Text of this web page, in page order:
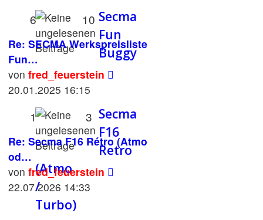
Secma
Fun
Buggy
6 10
Re: SECMA Werkspreisliste
Fun…
von fred_feuerstein
20.01.2025 16:15
Secma
F16
Retro
(Atmo
/
Turbo)
1 3
Re: Secma F16 Rétro (Atmo
od…
von fred_feuerstein
22.07.2026 14:33